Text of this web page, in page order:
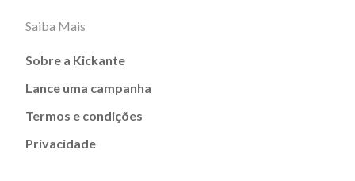
Saiba Mais
Sobre a Kickante
Lance uma campanha
Termos e condições
Privacidade